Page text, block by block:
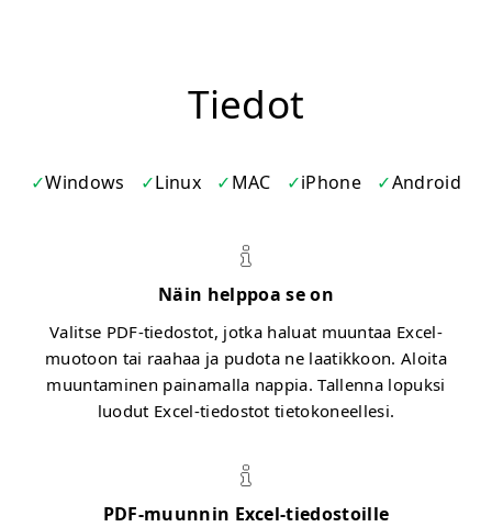
Tiedot
Windows Linux MAC iPhone Android
Näin helppoa se on
Valitse PDF-tiedostot, jotka haluat muuntaa Excel-
muotoon tai raahaa ja pudota ne laatikkoon. Aloita
muuntaminen painamalla nappia. Tallenna lopuksi
luodut Excel-tiedostot tietokoneellesi.
PDF-muunnin Excel-tiedostoille